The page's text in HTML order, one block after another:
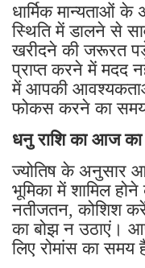
धार्मिक मान्यताओं
स्थिति में डालने से
खरीदने की जरूरत
प्राप्त करने में मदद
में आपकी
फोकस करने का
धनु राशि का आज
ज्योतिष के अनुसार
भूमिका में शामिल
नतीजतन, कोशिश
का बोझ न उठाएं।
लिए रोमांस का समय